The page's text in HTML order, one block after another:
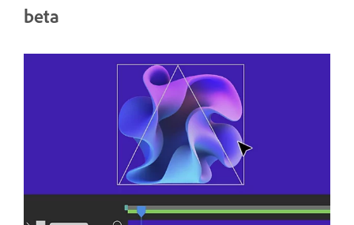
beta